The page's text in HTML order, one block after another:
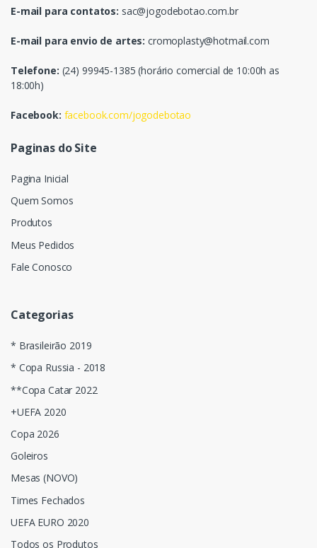
E-mail para contatos: sac@jogodebotao.com.br
E-mail para envio de artes: cromoplasty@hotmail.com
Telefone: (24) 99945-1385 (horário comercial de 10:00h as
18:00h)
Facebook: facebook.com/jogodebotao
Paginas do Site
Pagina Inicial
Quem Somos
Produtos
Meus Pedidos
Fale Conosco
Categorias
* Brasileirão 2019
* Copa Russia - 2018
**Copa Catar 2022
+UEFA 2020
Copa 2026
Goleiros
Mesas (NOVO)
Times Fechados
UEFA EURO 2020
Todos os Produtos